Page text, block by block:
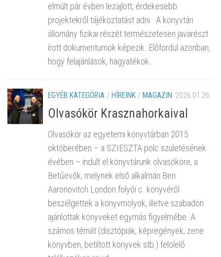
elmúlt pár évben lezajlott, érdekesebb
projektekről tájékoztatást adni. A könyvtári
állomány fizikai részét természetesen javarészt
írott dokumentumok képezik. Előfordul azonban,
hogy felajánlások, hagyatékok...
EGYÉB KATEGÓRIA / HÍREINK / MAGAZIN 2026.01.26.
Olvasókör Krasznahorkaival
Olvasókör az egyetemi könyvtárban 2015
októberében – a SZIESZTA polc születésének
évében – indult el könyvtárunk olvasóköre, a
Betűevők, melynek első alkalmán Ben
Aaronovitch London folyói c. könyvéről
beszélgettek a könyvmolyok, illetve szabadon
ajánlottak könyveket egymás figyelmébe. A
számos témát (disztópiák, képregények, zene
könyvben, betiltott könyvek stb.) felölelő